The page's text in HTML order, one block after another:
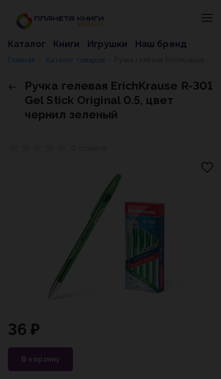
Каталог Книги Игрушки Наш бренд
Главная Каталог товаров
Ручка гелевая ErichKrause R-301
Gel Stick Original 0.5, цвет
чернил зеленый
36 ₽
В корзину